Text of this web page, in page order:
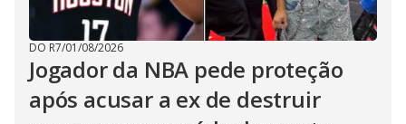
DO R7/01/08/2026
Jogador da NBA pede proteção
após acusar a ex de destruir